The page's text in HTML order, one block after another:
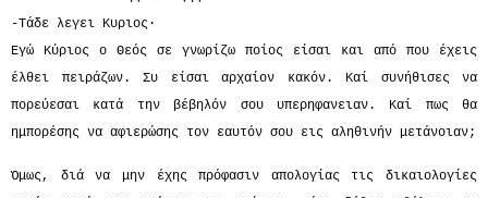
-Τάδε λεγει Κυριος·
Εγώ Κύριος ο Θεός σε γνωρίζω ποίος είσαι και από που έχεις
έλθει πειράζων. Συ είσαι αρχαίον κακόν. Καί συνήθισες να
πορεύεσαι κατά την βέβηλόν σου υπερηφανειαν. Καί πως θα
ημπορέσης να αφιερώσης τον εαυτόν σου εις αληθινήν μετάνοιαν;
Όμως, διά να μην έχης πρόφασιν απολογίας τις δικαιολογίες